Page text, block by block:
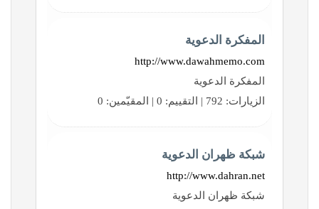
المفكرة الدعوية
http://www.dawahmemo.com
المفكرة الدعوية
الزيارات: 792 | التقييم: 0 | المقيّمين: 0
شبكة ظهران الدعوية
http://www.dahran.net
شبكة ظهران الدعوية